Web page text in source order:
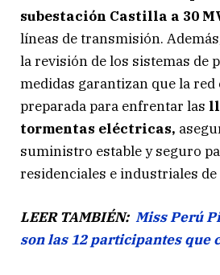
subestación Castilla a 30
líneas de transmisión.
la revisión de los sistemas de
medidas garantizan que la red
preparada para enfrentar las
tormentas eléctricas,
suministro estable y seguro
residenciales e industriales de
LEER TAMBIÉN: Miss Perú
son las 12 participantes que